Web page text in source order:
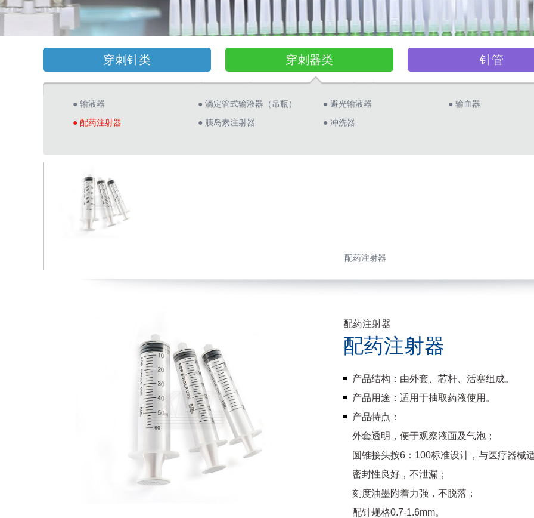
穿刺针类 穿刺器类 针管
● 输液器 ● 滴定管式输液器（吊瓶） ● 避光输液器
● 输血器
● 配药注射器
● 胰岛素注射器 ● 冲洗器
配药注射器
配药注射器
配药注射器
产品结构：由外套、芯杆、活塞组成。
产品用途：适用于抽取药液使用。
产品特点：
外套透明，便于观察液面及气泡；
圆锥接头按6：100标准设计，与医疗器械
密封性良好，不泄漏；
刻度油墨附着力强，不脱落；
配针规格0.7-1.6mm。